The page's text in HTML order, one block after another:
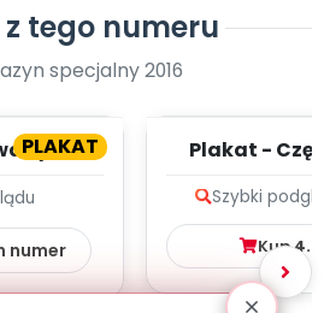
tego numeru
specjalny 2016
PLAKAT
z
numer
Plakat -
Szybki
Kup